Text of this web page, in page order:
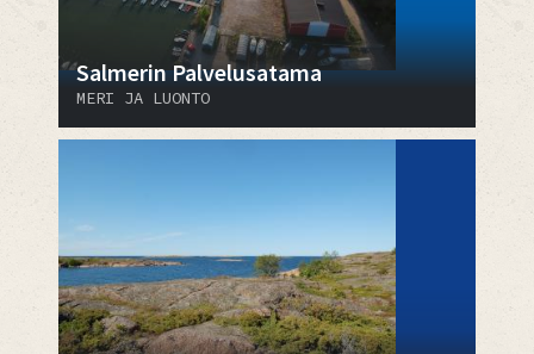
Salmerin Palvelusatama
MERI JA LUONTO